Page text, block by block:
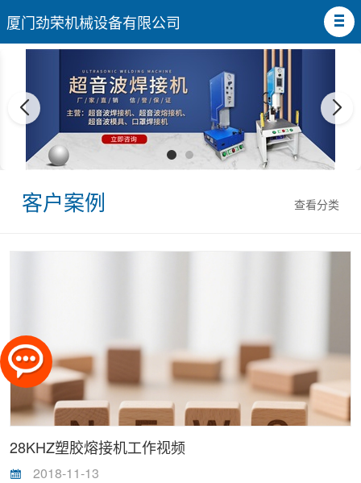
厦门劲荣机械设备有限公司
查看分类
客户案例
28KHZ塑胶熔接机工作视频
2018-11-13